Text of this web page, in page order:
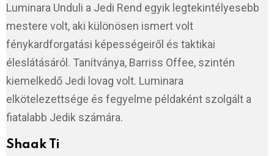
Luminara Unduli a Jedi Rend egyik legtekintélyesebb
mestere volt, aki különösen ismert volt
fénykardforgatási képességeiről és taktikai
éleslátásáról. Tanítványa, Barriss Offee, szintén
kiemelkedő Jedi lovag volt. Luminara
elkötelezettsége és fegyelme példaként szolgált a
fiatalabb Jedik számára.
Shaak Ti